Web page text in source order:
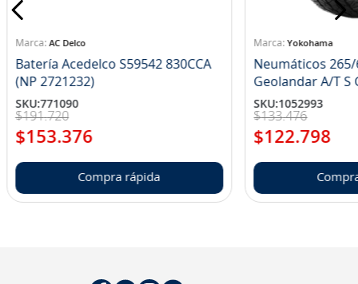
AC Delco
Batería Acedelco S59542 830CCA
(NP 2721232)
SKU:771090
$191.720
$153.376
Compra rápida
Yokohama
Neumáticos 265/
SKU:1052993
$133.476
$122.798